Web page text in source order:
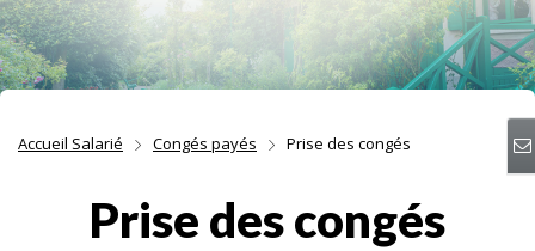
Accueil Salarié Congés payés Prise des congés
Prise des congés